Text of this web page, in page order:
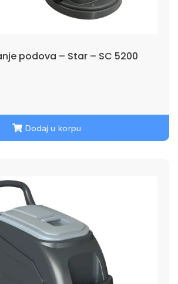
podova – Star – SC 5200
Dodaj u korpu